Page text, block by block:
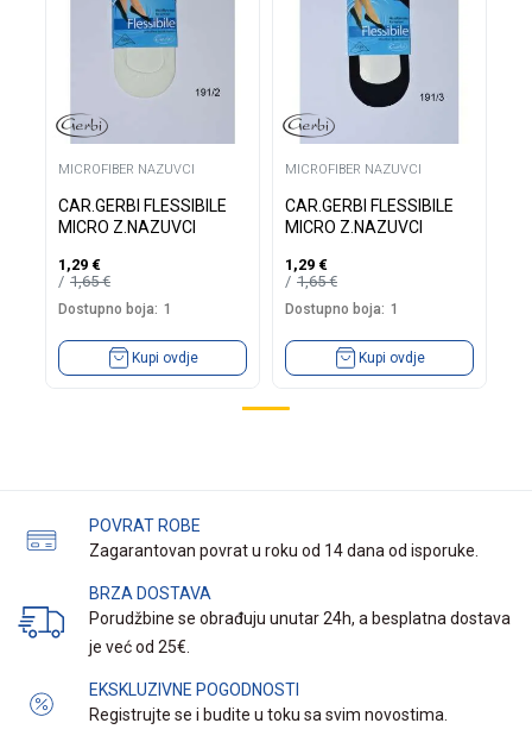
MICROFIBER NAZUVCI
CAR.GERBI FLESSIBILE
MICRO Z.NAZUVCI
1,29 €
1,65€
Dostupno boja: 1
Kupi ovdje
MICROFIBER NAZUVCI
CAR.GERBI FLESSIBILE
MICRO Z.NAZUVCI
1,29 €
1,65€
Dostupno boja: 1
Kupi ovdje
POVRAT ROBE
Zagarantovan povrat u roku od 14 dana od isporuke.
BRZA DOSTAVA
Porudžbine se obrađuju unutar 24h, a besplatna dostava
je već od 25€.
EKSKLUZIVNE POGODNOSTI
Registrujte se i budite u toku sa svim novostima.